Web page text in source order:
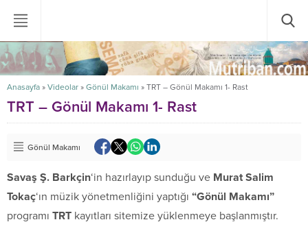
Anasayfa » Videolar » Gönül Makamı » TRT – Gönül Makamı 1- Rast
TRT – Gönül Makamı 1- Rast
Gönül Makamı
Savaş Ş. Barkçin‘in hazırlayıp sunduğu ve Murat Salim
Tokaç‘ın müzik yönetmenliğini yaptığı “Gönül Makamı”
programı TRT kayıtları sitemize yüklenmeye başlanmıştır.